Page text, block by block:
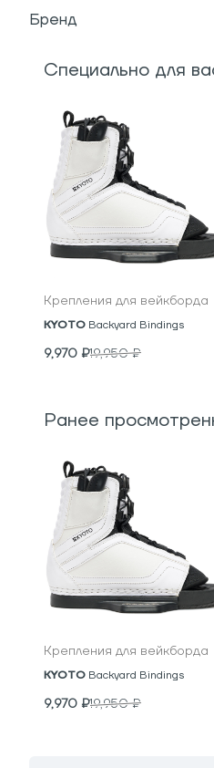
Бренд
Специально для
Крепления для вейкборда
KYOTO Backyard Bindings
9,970 ₽19,950₽
Ранее
Крепления для вейкборда
KYOTO Backyard Bindings
9,970 ₽19,950₽